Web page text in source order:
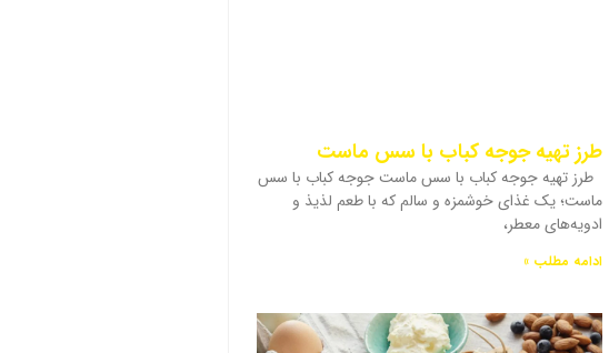
طرز تهیه جوجه کباب با سس ماست
طرز تهیه جوجه کباب با سس ماست جوجه کباب با سس
ماست؛ یک غذای خوشمزه و سالم که با طعم لذیذ و
ادویه‌های معطر،
ادامه مطلب »